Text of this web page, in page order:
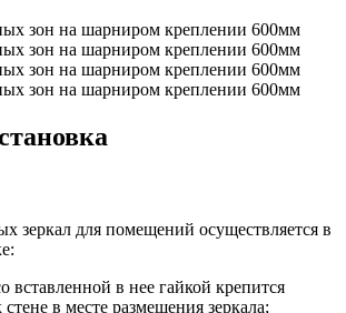
зеркал для помещений осуществляется в
вставленной в нее гайкой крепится
в месте размещения зеркала;